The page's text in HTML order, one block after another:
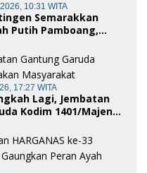
10:31 WITA
Semarakkan
Putih Pamboang,
Tanah Air
17:27 WITA
Lagi, Jembatan
Kodim 1401/Majene